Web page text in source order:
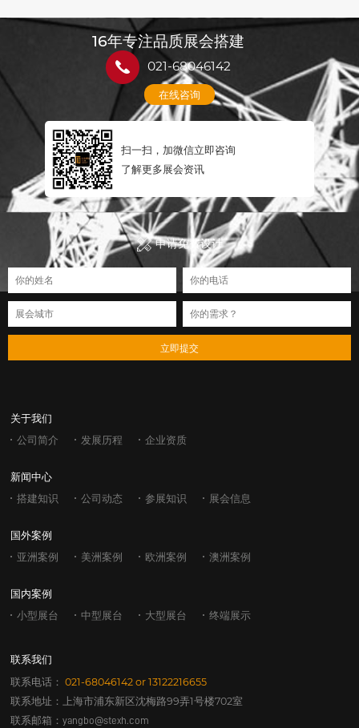
16年专注品质展会搭建
021-68046142
在线咨询
扫一扫，加微信立即咨询
了解更多展会资讯
申请免费设计
立即提交
关于我们
公司简介 发展历程 企业资质
新闻中心
搭建知识 公司动态 参展知识 展会信息
国外案例
亚洲案例 美洲案例 欧洲案例 澳洲案例
国内案例
小型展台 中型展台 大型展台 终端展示
联系我们
联系电话：021-68046142 or 13122216655
联系地址：上海市浦东新区沈梅路99弄1号楼702室
联系邮箱：yangbo@stexh.com